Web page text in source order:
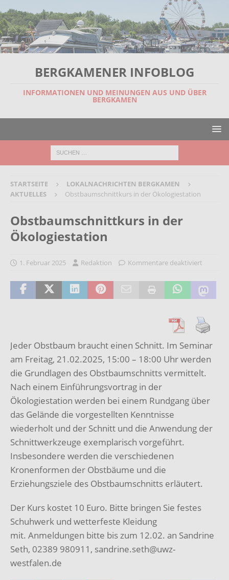
BERGKAMENER INFOBLOG
INFORMATIONEN UND MEINUNGEN AUS UND ÜBER
BERGKAMEN
STARTSEITE
LOKALNACHRICHTEN BERGKAMEN
AKTUELLES
Obstbaumschnittkurs in der Ökologiestation
Obstbaumschnittkurs in der
Ökologiestation
1. Februar 2025 Redaktion Kommentare deaktiviert
Jeder Obstbaum braucht einen Schnitt. Im Seminar
am Freitag, 21.02.2025, 15:00 – 18:00 Uhr werden
die Grundlagen des Obstbaumschnitts vermittelt.
Nach einem Einführungsvortrag in der
Ökologiestation werden bei einem Rundgang über
das Gelände die vorgestellten Kenntnisse
wiederholt und der Schnitt und die Anwendung der
Schnittwerkzeuge exemplarisch vorgeführt.
Insbesondere werden die verschiedenen
Kronenformen der Obstbäume und die
Erziehungsziele des Obstbaumschnitts erläutert.
Der Kurs kostet 10 Euro. Bitte bringen Sie festes
Schuhwerk und wetterfeste Kleidung
mit. Anmeldungen bitte bis zum 12.02. an Sandrine
Seth, 02389 980911, sandrine.seth@uwz-
westfalen.de